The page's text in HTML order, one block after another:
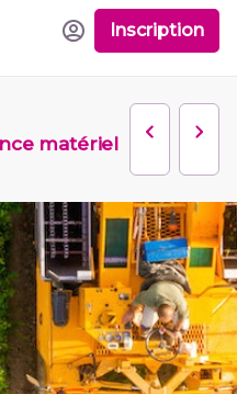
Inscription
matériel